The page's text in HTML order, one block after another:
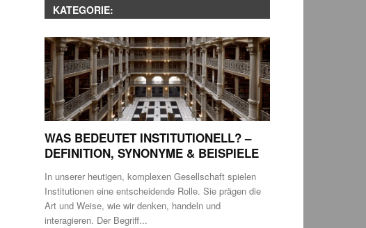
KATEGORIE:
WAS BEDEUTET INSTITUTIONELL? –
DEFINITION, SYNONYME & BEISPIELE
In unserer heutigen, komplexen Gesellschaft spielen
Institutionen eine entscheidende Rolle. Sie prägen die
Art und Weise, wie wir denken, handeln und
interagieren. Der Begriff...